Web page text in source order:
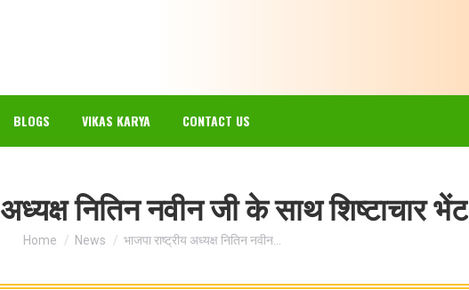
BLOGS VIKAS KARYA CONTACT US
अध्यक्ष नितिन नवीन जी के साथ शिष्टाचार भेंट
You are here:
Home News भाजपा राष्ट्रीय अध्यक्ष नितिन नवीन…